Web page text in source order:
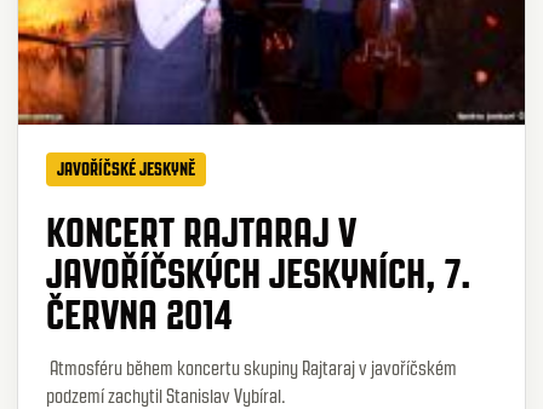
JAVOŘÍČSKÉ JESKYNĚ
KONCERT RAJTARAJ V
JAVOŘÍČSKÝCH JESKYNÍCH, 7.
ČERVNA 2014
Atmosféru během koncertu skupiny Rajtaraj v javoříčském
podzemí zachytil Stanislav Vybíral.